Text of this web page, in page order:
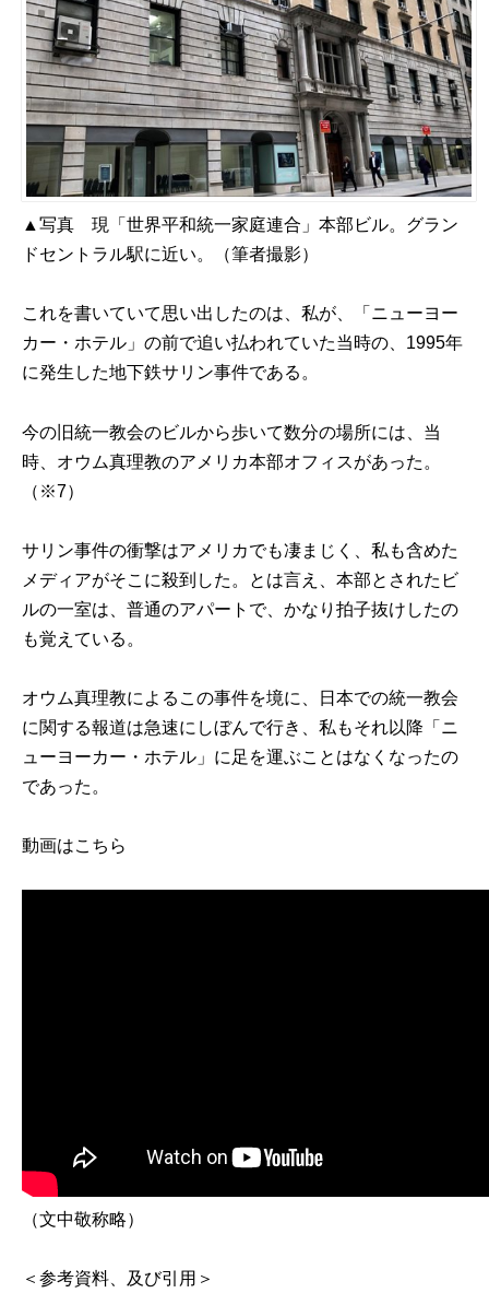
▲写真 現「世界平和統一家庭連合」本部ビル。グラン
ドセントラル駅に近い。（筆者撮影）
これを書いていて思い出したのは、私が、「ニューヨー
カー・ホテル」の前で追い払われていた当時の、1995年
に発生した地下鉄サリン事件である。
今の旧統一教会のビルから歩いて数分の場所には、当
時、オウム真理教のアメリカ本部オフィスがあった。
（※7）
サリン事件の衝撃はアメリカでも凄まじく、私も含めた
メディアがそこに殺到した。とは言え、本部とされたビ
ルの一室は、普通のアパートで、かなり拍子抜けしたの
も覚えている。
オウム真理教によるこの事件を境に、日本での統一教会
に関する報道は急速にしぼんで行き、私もそれ以降「ニ
ューヨーカー・ホテル」に足を運ぶことはなくなったの
であった。
動画はこちら
（文中敬称略）
＜参考資料、及び引用＞